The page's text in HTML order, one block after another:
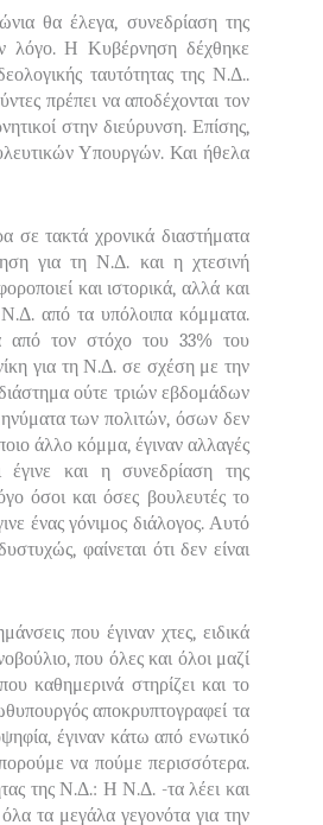
θα έλεγα, συνεδρίαση της
λόγο. Η Κυβέρνηση δέχθηκε
ταυτότητας της Ν.Δ..
πρέπει να αποδέχονται τον
στην διεύρυνση. Επίσης,
Υπουργών. Και ήθελα
σε τακτά χρονικά διαστήματα
για τη Ν.Δ. και η χτεσινή
και ιστορικά, αλλά και
από τα υπόλοιπα κόμματα.
από τον στόχο του 33% του
για τη Ν.Δ. σε σχέση με την
ούτε τριών εβδομάδων
των πολιτών, όσων δεν
άλλο κόμμα, έγιναν αλλαγές
και η συνεδρίαση της
όσοι και όσες βουλευτές το
ένας γόνιμος διάλογος. Αυτό
φαίνεται ότι δεν είναι
που έγιναν χτες, ειδικά
που όλες και όλοι μαζί
καθημερινά στηρίζει και το
αποκρυπτογραφεί τα
έγιναν κάτω από ενωτικό
να πούμε περισσότερα.
της Ν.Δ.: Η Ν.Δ. -τα λέει και
τα μεγάλα γεγονότα για την